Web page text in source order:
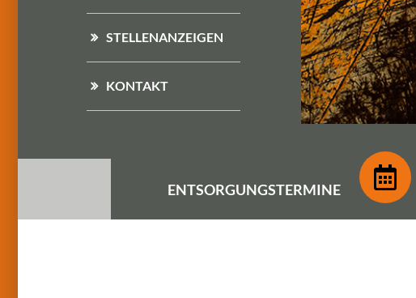
STELLENANZEIGEN
KONTAKT
ENTSORGUNGSTERMINE